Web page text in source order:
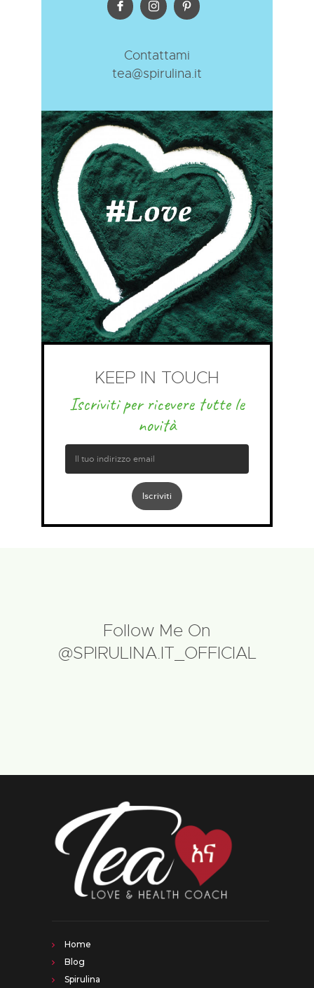
Contattami
tea@spirulina.it
KEEP IN TOUCH
Iscriviti per ricevere tutte le
novità
Follow Me On
@SPIRULINA.IT_OFFICIAL
Home
Blog
Spirulina